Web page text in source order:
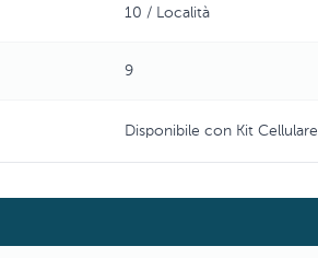
10 / Località
9
Disponibile con Kit Cellulare